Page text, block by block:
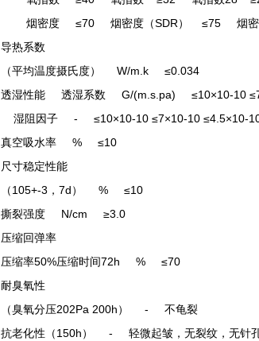
烟密度 ≤70 烟密度（SDR） ≤75 烟密
导热系数
（平均温度摄氏度） W/m.k ≤0.034
透湿性能 透湿系数 G/(m.s.pa) ≤10×10-10
湿阻因子 - ≤10×10-10 ≤7×10-10 ≤4.5×10-
真空吸水率 % ≤10
尺寸稳定性能
（105+-3，7d） % ≤10
撕裂强度 N/cm ≥3.0
压缩回弹率
压缩率50%压缩时间72h % ≤70
耐臭氧性
（臭氧分压202Pa 200h） - 不龟裂
抗老化性（150h） - 轻微起皱，无裂纹，无针